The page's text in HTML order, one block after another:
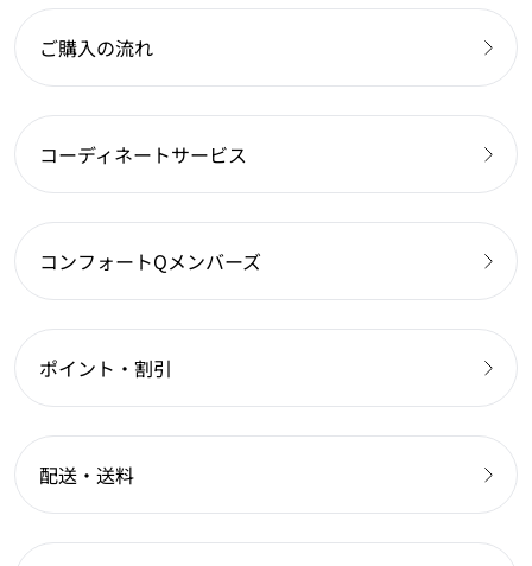
ご購入の流れ
コーディネートサービス
コンフォートQメンバーズ
ポイント・割引
配送・送料